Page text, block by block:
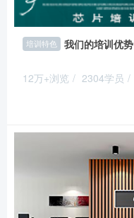
培训特色 我们的培训优势
12万+浏览 / 2304学员 /